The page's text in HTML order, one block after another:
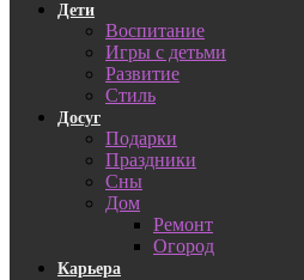
Дети
Воспитание
Игры с детьми
Развитие
Стиль
Досуг
Подарки
Праздники
Сны
Дом
Ремонт
Огород
Карьера